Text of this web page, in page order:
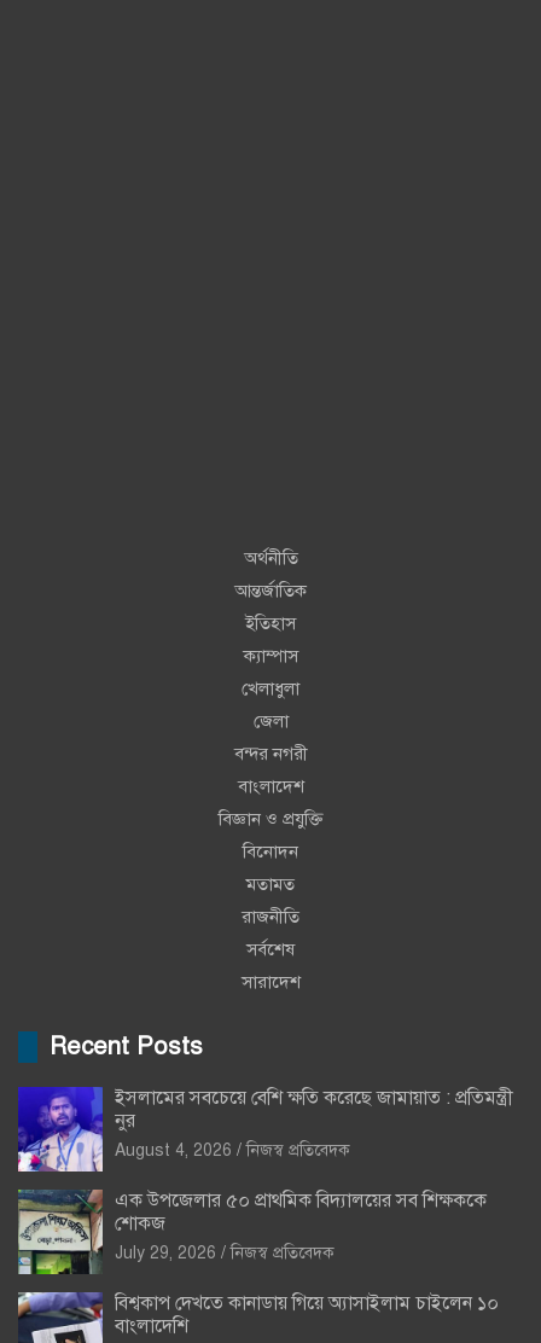
অর্থনীতি
আন্তর্জাতিক
ইতিহাস
ক্যাম্পাস
খেলাধুলা
জেলা
বন্দর নগরী
বাংলাদেশ
বিজ্ঞান ও প্রযুক্তি
বিনোদন
মতামত
রাজনীতি
সর্বশেষ
সারাদেশ
Recent Posts
ইসলামের সবচেয়ে বেশি ক্ষতি করেছে জামায়াত : প্রতিমন্ত্রী
নুর
August 4, 2026 নিজস্ব প্রতিবেদক
এক উপজেলার ৫০ প্রাথমিক বিদ্যালয়ের সব শিক্ষককে
শোকজ
July 29, 2026 নিজস্ব প্রতিবেদক
বিশ্বকাপ দেখতে কানাডায় গিয়ে অ্যাসাইলাম চাইলেন ১০
বাংলাদেশি